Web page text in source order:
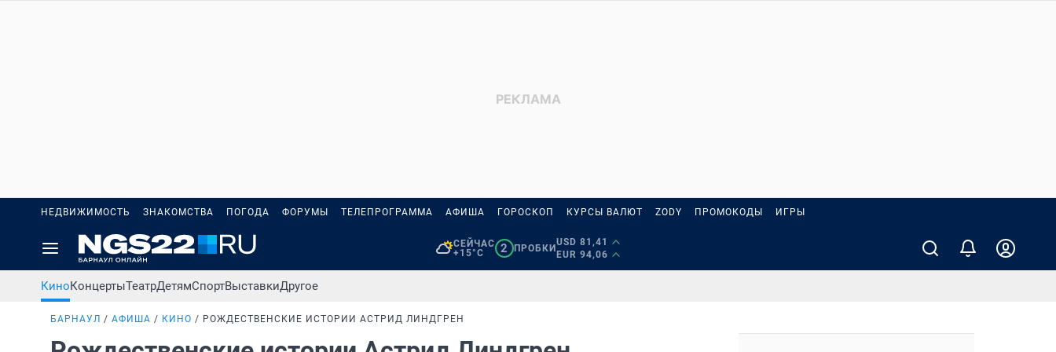
НЕДВИЖИМОСТЬ ЗНАКОМСТВА ПОГОДА ФОРУМЫ ТЕЛЕПРОГРАММА АФИША ГОРОСКОП КУРСЫ ВАЛЮТ ZODY ПРОМОКОДЫ ИГРЫ
СЕЙЧАС
+15°C
2 ПРОБКИ
USD 81,41
EUR 94,06
КиноКонцертыТеатрДетямСпортВыставкиДругое
БАРНАУЛ АФИША КИНО РОЖДЕСТВЕНСКИЕ ИСТОРИИ АСТРИД ЛИНДГРЕН